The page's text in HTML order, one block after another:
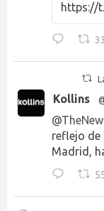
https://
33
Kollins
reflejo de
Madrid,